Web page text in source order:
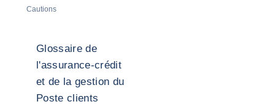
Cautions
Glossaire de
l'assurance-crédit
et de la gestion du
Poste clients